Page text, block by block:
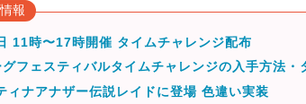
報
11時〜17時開催 タイムチャレンジ配布
フェスティバルタイムチャレンジの入手方法・
ィナアナザー伝説レイドに登場 色違い実装